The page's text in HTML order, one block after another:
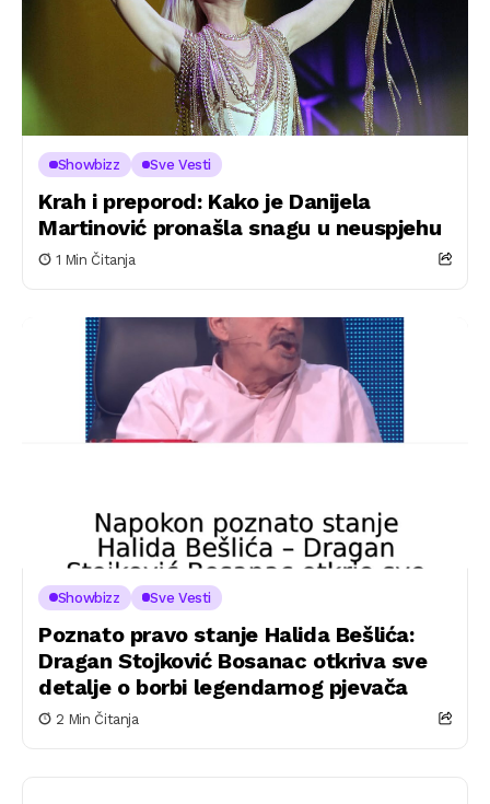
Showbizz Sve Vesti
Krah i preporod: Kako je Danijela
Martinović pronašla snagu u neuspjehu
1 Min Čitanja
Showbizz Sve Vesti
Poznato pravo stanje Halida Bešlića:
Dragan Stojković Bosanac otkriva sve
detalje o borbi legendarnog pjevača
2 Min Čitanja